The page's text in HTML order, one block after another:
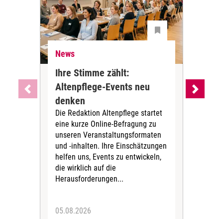
News
Ihre Stimme zählt:
Altenpflege-Events neu
denken
Die Redaktion Altenpflege startet
eine kurze Online-Befragung zu
unseren Veranstaltungsformaten
und -inhalten. Ihre Einschätzungen
helfen uns, Events zu entwickeln,
die wirklich auf die
Herausforderungen...
05.08.2026